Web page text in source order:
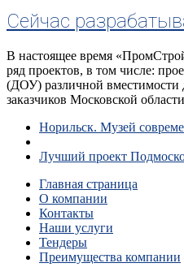
Сейчас
В настоящее время
ряд проектов, в том числе:
(ДОУ) различной
заказчиков Московской
Навигация
по
записям
Предыдущая
Норильск. Музей
к
записей
Следующая
Лучший проект
Главная страница
О компании
Контакты
Наши услуги
Тендеры
Преимущества компании